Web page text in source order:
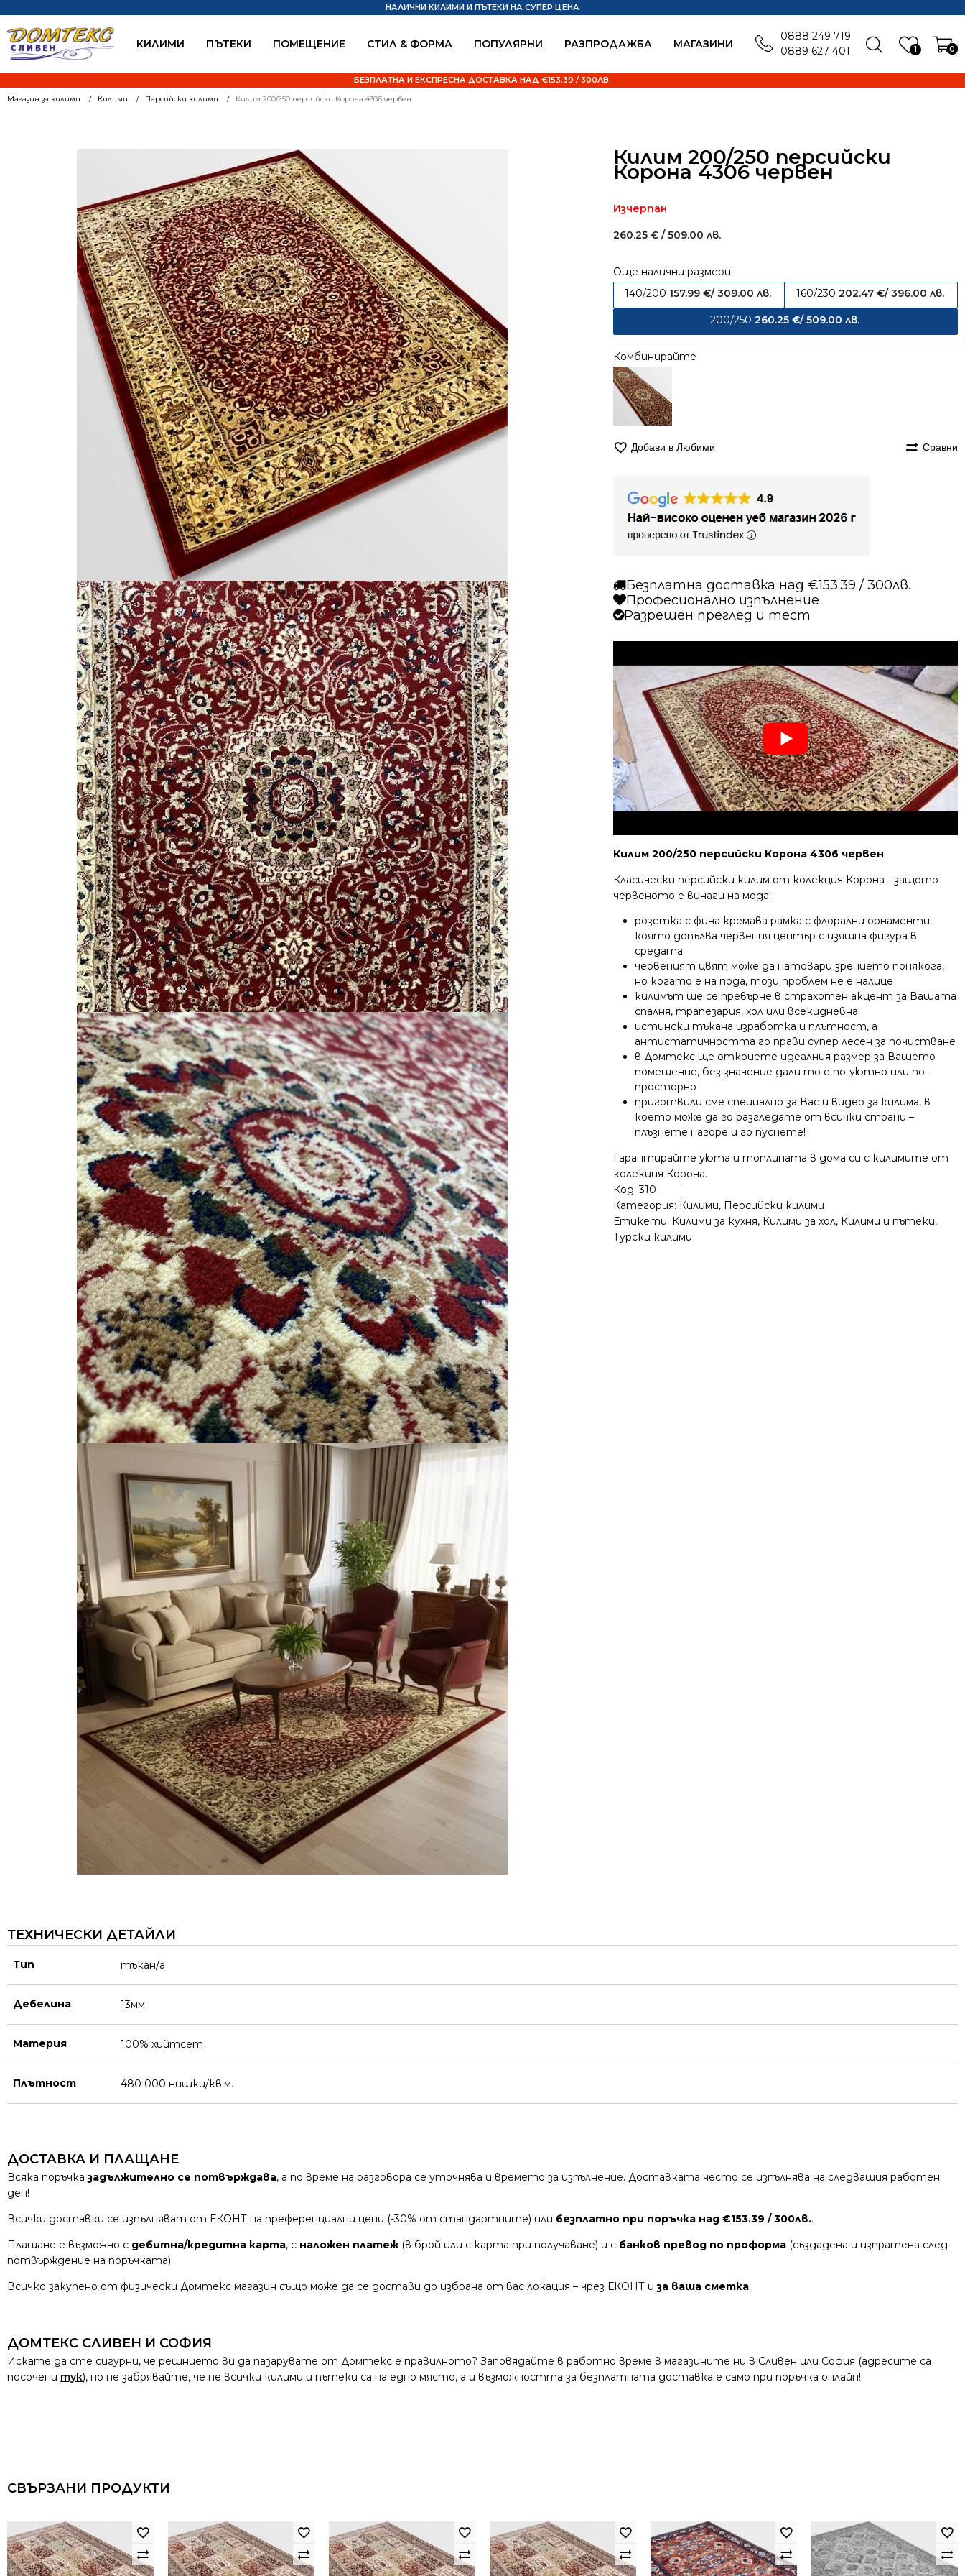
КИЛИМИ ПЪТЕКИ ПОМЕЩЕНИЕ СТИЛ & ФОРМА ПОПУЛЯРНИ РАЗПРОДАЖБА MАГАЗИНИ 1 0
НАЛИЧНИ КИЛИМИ И ПЪТЕКИ НА СУПЕР ЦЕНА
БЕЗПЛАТНА И ЕКСПРЕСНА ДОСТАВКА НАД €153.39 / 300ЛВ.
0888 249 719
0889 627 401
Магазин за килими Килими Персийски килими Килим 200/250 персийски Корона 4306 червен
Килим 200/250 персийски
Корона 4306 червен
Изчерпан
260.25€ / 509.00 лв.
Още налични размери
140/200 157.99€/ 309.00 лв. 160/230202.47€/ 396.00 лв.
200/250 260.25 €/ 509.00 лв.
Комбинирайте
Добави в Любими Сравни
Безплатна доставка над €153.39 / 300лв.
Професионално изпълнение
Разрешен преглед и тест
Килим 200/250 персийски Корона 4306 червен
Класически персийски килим от колекция Корона - защото
червеното е винаги на мода!
розетка с фина кремава рамка с флорални орнаменти,
която допълва червения център с изящна фигура в
средата
червеният цвят може да натовари зрението понякога,
но когато е на пода, този проблем не е налице
килимът ще се превърне в страхотен акцент за Вашата
спалня, трапезария, хол или всекидневна
истински тъкана изработка и плътност, а
антистатичността го прави супер лесен за почистване
в Домтекс ще откриете идеалния размер за Вашето
помещение, без значение дали то е по-уютно или по-
просторно
приготвили сме специално за Вас и видео за килима, в
което може да го разгледате от всички страни –
плъзнете нагоре и го пуснете!
Гарантирайте уюта и топлината в дома си с килимите от
колекция Корона.
Код:310
Категория: Килими, Персийски килими
Етикети: Килими за кухня, Килими за хол, Килими и пътеки,
Турски килими
ТЕХНИЧЕСКИ ДЕТАЙЛИ
Тип тъкан/а
Дебелина 13мм
Материя 100% хийтсет
Плътност 480 000 нишки/кв.м.
ДОСТАВКА И ПЛАЩАНЕ
Всяка поръчказадължително се потвърждава, а по време на разговора се уточнява и времето за изпълнение. Доставката често се изпълнява на следващия работен
ден!
Всички доставки се изпълняват от ЕКОНТ на преференциални цени (-30% от стандартните) или безплатно при поръчка над €153.39 / 300лв..
Плащане е възможно с дебитна/кредитна карта, с наложен платеж (в брой или с карта при получаване) и с банков превод по проформа (създадена и изпратена след
потвърждение на поръчката).
Всичко закупено от физически Домтекс магазин също може да се достави до избрана от вас локация – чрез ЕКОНТ иза ваша сметка.
ДОМТЕКС СЛИВЕН И СОФИЯ
Искате да сте сигурни, че решнието ви да пазарувате от Домтекс е правилното? Заповядайте в работно време в магазините ни в Сливен или София (адресите са
посочени тук), но не забрявайте, че не всички килими и пътеки са на едно място, а и възможността за безплатната доставка е само при поръчка онлайн!
СВЪРЗАНИ ПРОДУКТИ